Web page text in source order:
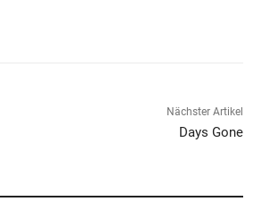
Nächster Artikel
Days Gone